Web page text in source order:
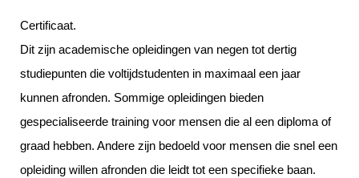
Certificaat.
Dit zijn academische opleidingen van negen tot dertig
studiepunten die voltijdstudenten in maximaal een jaar
kunnen afronden. Sommige opleidingen bieden
gespecialiseerde training voor mensen die al een diploma of
graad hebben. Andere zijn bedoeld voor mensen die snel een
opleiding willen afronden die leidt tot een specifieke baan.